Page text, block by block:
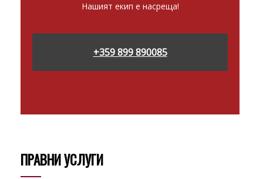
Нашият екип е насреща!
+359 899 890085
ПРАВНИ УСЛУГИ